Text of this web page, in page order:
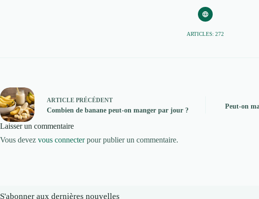
ARTICLES: 272
ARTICLE PRÉCÉDENT
Combien de banane peut-on manger par jour ?
Peut-on
Laisser un commentaire
Vous devez vous connecterpour publier un commentaire.
S'abonner aux dernières nouvelles